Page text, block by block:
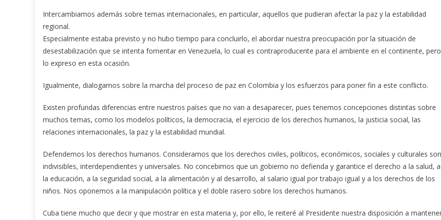
Intercambiamos además sobre temas internacionales, en particular, aquellos que pudieran afectar la paz y la estabilidad
regional.
Especialmente estaba previsto y no hubo tiempo para concluirlo, el abordar nuestra preocupación por la situación de
desestabilización que se intenta fomentar en Venezuela, lo cual es contraproducente para el ambiente en el continente, pero
lo expreso en esta ocasión.
Igualmente, dialogamos sobre la marcha del proceso de paz en Colombia y los esfuerzos para poner fin a este conflicto.
Existen profundas diferencias entre nuestros países que no van a desaparecer, pues tenemos concepciones distintas sobre
muchos temas, como los modelos políticos, la democracia, el ejercicio de los derechos humanos, la justicia social, las
relaciones internacionales, la paz y la estabilidad mundial.
Defendemos los derechos humanos. Consideramos que los derechos civiles, políticos, económicos, sociales y culturales son
indivisibles, interdependientes y universales. No concebimos que un gobierno no defienda y garantice el derecho a la salud, a
la educación, a la seguridad social, a la alimentación y al desarrollo, al salario igual por trabajo igual y a los derechos de los
niños. Nos oponemos a la manipulación política y el doble rasero sobre los derechos humanos.
Cuba tiene mucho que decir y que mostrar en esta materia y, por ello, le reiteré al Presidente nuestra disposición a